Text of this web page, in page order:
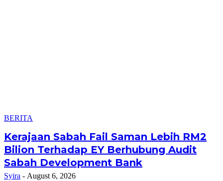
BERITA
Kerajaan Sabah Fail Saman Lebih RM2
Bilion Terhadap EY Berhubung Audit
Sabah Development Bank
Syira - August 6, 2026